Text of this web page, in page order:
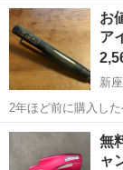
お
ア
新
2年ほど前に購入し
【購入時価格】
る方のみお問い合わ
埼玉 新座市
無
ャ